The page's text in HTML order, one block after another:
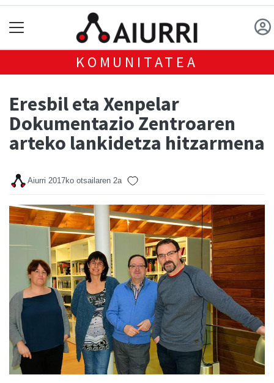
KOMUNITATEA
Eresbil eta Xenpelar
Dokumentazio Zentroaren
arteko lankidetza hitzarmena
Aiurri 2017ko otsailaren 2a